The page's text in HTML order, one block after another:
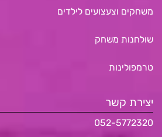
משחקים וצעצועים לילדים
שולחנות משחק
טרמפולינות
יצירת קשר
052-5772320